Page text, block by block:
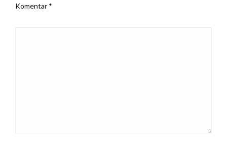
Komentar *